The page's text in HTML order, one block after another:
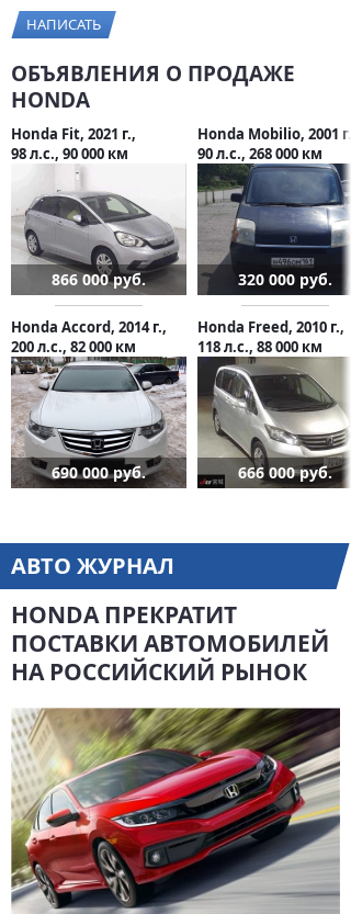
НАПИСАТЬ
ОБЪЯВЛЕНИЯ О ПРОДАЖЕ
HONDA
Honda Fit, 2021 г.,
98 л.с., 90 000 км
866 000 руб.
Honda Mobilio, 2001 г.,
90 л.с., 268 000 км
320 000 руб.
Honda Accord, 2014 г.,
200 л.с., 82 000 км
690 000 руб.
Honda Freed, 2010 г.,
118 л.с., 88 000 км
666 000 руб.
АВТО ЖУРНАЛ
HONDA ПРЕКРАТИТ
ПОСТАВКИ АВТОМОБИЛЕЙ
НА РОССИЙСКИЙ РЫНОК